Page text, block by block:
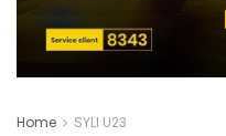
Home SYLI U23